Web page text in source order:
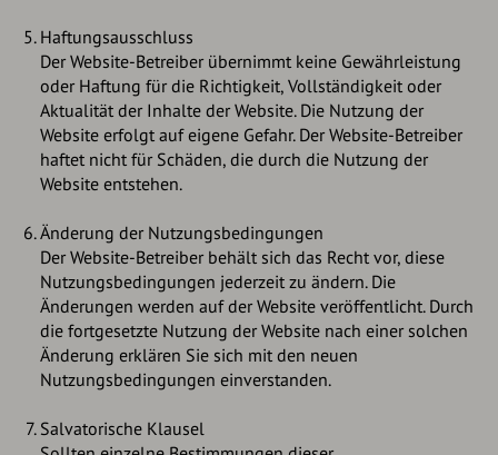
Haftungsausschluss
Der Website-Betreiber übernimmt keine Gewährleistung
oder Haftung für die Richtigkeit, Vollständigkeit oder
Aktualität der Inhalte der Website. Die Nutzung der
Website erfolgt auf eigene Gefahr. Der Website-Betreiber
haftet nicht für Schäden, die durch die Nutzung der
Website entstehen.
Änderung der Nutzungsbedingungen
Der Website-Betreiber behält sich das Recht vor, diese
Nutzungsbedingungen jederzeit zu ändern. Die
Änderungen werden auf der Website veröffentlicht. Durch
die fortgesetzte Nutzung der Website nach einer solchen
Änderung erklären Sie sich mit den neuen
Nutzungsbedingungen einverstanden.
Salvatorische Klausel